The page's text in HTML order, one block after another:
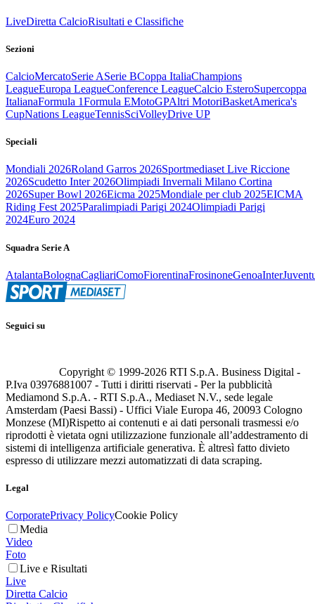
LiveDiretta CalcioRisultati e Classifiche
Sezioni
CalcioMercatoSerie ASerie BCoppa ItaliaChampions
LeagueEuropa LeagueConference LeagueCalcio EsteroSupercoppa
ItalianaFormula 1Formula EMotoGPAltri MotoriBasketAmerica's
CupNations LeagueTennisSciVolleyDrive UP
Speciali
Mondiali 2026Roland Garros 2026Sportmediaset Live Riccione
2026Scudetto Inter 2026Olimpiadi Invernali Milano Cortina
2026Super Bowl 2026Eicma 2025Mondiale per club 2025EICMA
Riding Fest 2025Paralimpiadi Parigi 2024Olimpiadi Parigi
2024Euro 2024
Squadra Serie A
AtalantaBolognaCagliariComoFiorentinaFrosinoneGenoaInter
Seguici su
Copyright © 1999-2026 RTI S.p.A. Business Digital -
P.Iva 03976881007 - Tutti i diritti riservati - Per la pubblicità
Mediamond S.p.A. - RTI S.p.A., Mediaset N.V., sede legale
Amsterdam (Paesi Bassi) - Uffici Viale Europa 46, 20093 Cologno
Monzese (MI)Rispetto ai contenuti e ai dati personali trasmessi e/o
riprodotti è vietata ogni utilizzazione funzionale all’addestramento di
sistemi di intelligenza artificiale generativa. È altresì fatto divieto
espresso di utilizzare mezzi automatizzati di data scraping.
Legal
CorporatePrivacy PolicyCookie Policy
Media
Video
Foto
Live e Risultati
Live
Diretta Calcio